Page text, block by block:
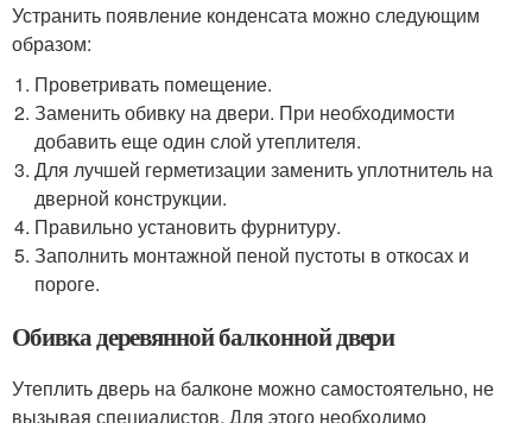
Устранить появление конденсата можно следующим
образом:
Проветривать помещение.
Заменить обивку на двери. При необходимости
добавить еще один слой утеплителя.
Для лучшей герметизации заменить уплотнитель на
дверной конструкции.
Правильно установить фурнитуру.
Заполнить монтажной пеной пустоты в откосах и
пороге.
Обивка деревянной балконной двери
Утеплить дверь на балконе можно самостоятельно, не
вызывая специалистов. Для этого необходимо